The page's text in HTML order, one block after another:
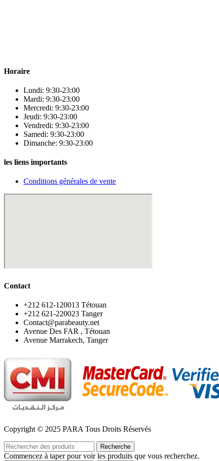
Horaire
Lundi: 9:30-23:00
Mardi: 9:30-23:00
Mercredi: 9:30-23:00
Jeudi: 9:30-23:00
Vendredi: 9:30-23:00
Samedi: 9:30-23:00
Dimanche: 9:30-23:00
les liens importants
Conditions générales de vente
Contact
‪+212 612-120013 Tétouan
‪+212 621-220023 Tanger
Contact@parabeauty.net
Avenue Des FAR , Tétouan
Avenue Marrakech, Tanger
Copyright © 2025 PARA Tous Droits Réservés
Recherche
Commencez à taper pour voir les produits que vous recherchez.